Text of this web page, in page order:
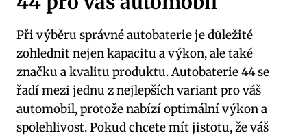
Při‌ výběru správné autobaterie je⁣ důležité
zohlednit nejen kapacitu⁤ a výkon, ale také
značku a kvalitu‍ produktu. Autobaterie⁤ 44 se
řadí mezi‌ jednu z nejlepších variant pro váš
automobil, protože nabízí optimální ⁤výkon a
‍spolehlivost. Pokud chcete mít jistotu, že ​váš